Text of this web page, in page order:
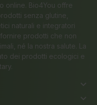
online. Bio4You offre
senza glutine,
naturali e integratori
prodotti che non
né la nostra salute. La
dei prodotti ecologici e
keyboard_arrow_down
keyboard_arrow_down